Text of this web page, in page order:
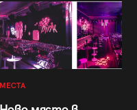
МЕСТА